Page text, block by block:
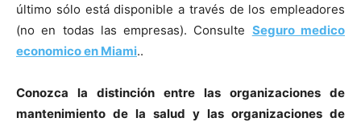
último sólo está disponible a través de los empleadores
(no en todas las empresas). Consulte Seguro medico
economico en Miami..
Conozca la distinción entre las organizaciones de
mantenimiento de la salud y las organizaciones de